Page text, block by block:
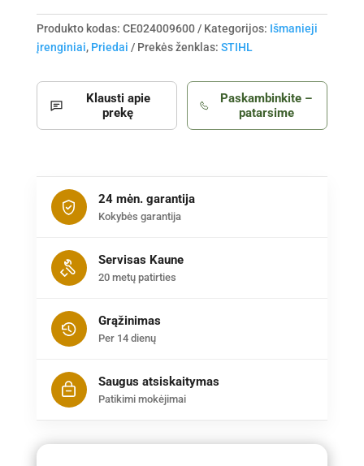
Produkto kodas: CE024009600 Kategorijos: Išmanieji
įrenginiai, Priedai Prekės ženklas: STIHL
Klausti apie
prekę
Paskambinkite –
patarsime
24 mėn. garantija
Kokybės garantija
Servisas Kaune
20 metų patirties
Grąžinimas
Per 14 dienų
Saugus atsiskaitymas
Patikimi mokėjimai